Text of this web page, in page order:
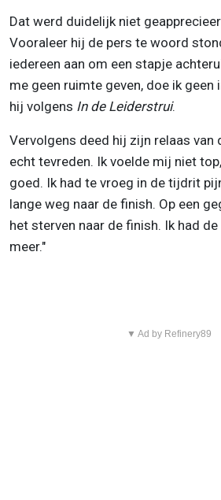
Dat werd duidelijk niet
Vooraleer hij de pers te woord
iedereen aan om een stapje
me geen ruimte geven, doe ik geen
hij volgens In de Leiderstrui.
Vervolgens deed hij zijn relaas van
echt tevreden. Ik voelde mij niet
goed. Ik had te vroeg in de tijdrit
lange weg naar de finish. Op een
het sterven naar de finish. Ik had
meer."
▼ Ad by Refinery89